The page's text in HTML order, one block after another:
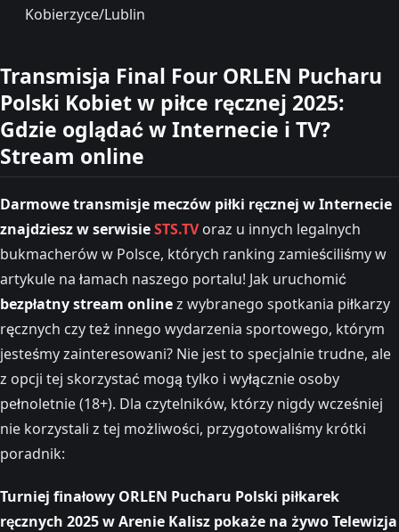
Kobierzyce/Lublin
Transmisja Final Four ORLEN Pucharu
Polski Kobiet w piłce ręcznej 2025:
Gdzie oglądać w Internecie i TV?
Stream online
Darmowe transmisje meczów piłki ręcznej w Internecie
znajdziesz w serwisieSTS.TVoraz u innych legalnych
bukmacherów w Polsce, których ranking zamieściliśmy w
artykule na łamach naszego portalu! Jak uruchomić
bezpłatny stream onlinez wybranego spotkania piłkarzy
ręcznych czy też innego wydarzenia sportowego, którym
jesteśmy zainteresowani? Nie jest to specjalnie trudne, ale
z opcji tej skorzystać mogą tylko i wyłącznie osoby
pełnoletnie (18+). Dla czytelników, którzy nigdy wcześniej
nie korzystali z tej możliwości, przygotowaliśmy krótki
poradnik:
Turniej finałowy ORLEN Pucharu Polski piłkarek
ręcznych 2025 w Arenie Kalisz pokaże na żywo Telewizja